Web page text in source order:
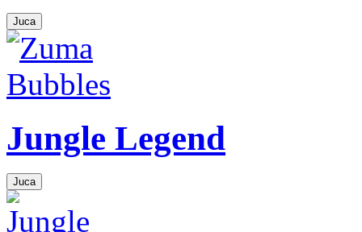
Juca
Jungle Legend
Juca